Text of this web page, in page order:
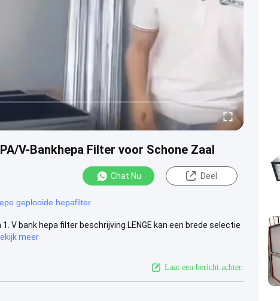
V-Bankhepa Filter voor Schone Zaal
Chat Nu Deel
geplooide hepafilter
V bank hepa filter beschrijving LENGE kan een brede selectie
meer
Laat een bericht achter.